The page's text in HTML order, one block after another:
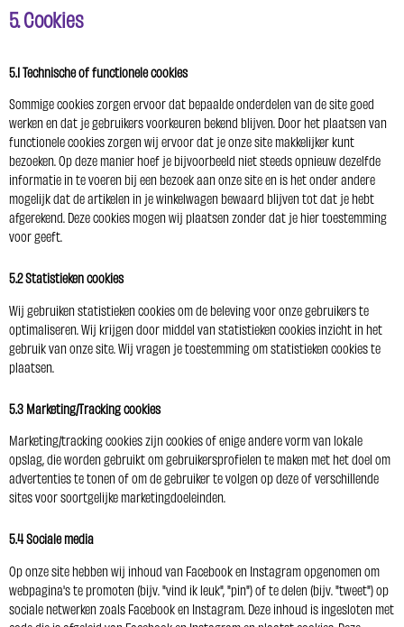
5. Cookies
5.1 Technische of functionele cookies
Sommige cookies zorgen ervoor dat bepaalde onderdelen van de site goed
werken en dat je gebruikers voorkeuren bekend blijven. Door het plaatsen van
functionele cookies zorgen wij ervoor dat je onze site makkelijker kunt
bezoeken. Op deze manier hoef je bijvoorbeeld niet steeds opnieuw dezelfde
informatie in te voeren bij een bezoek aan onze site en is het onder andere
mogelijk dat de artikelen in je winkelwagen bewaard blijven tot dat je hebt
afgerekend. Deze cookies mogen wij plaatsen zonder dat je hier toestemming
voor geeft.
5.2 Statistieken cookies
Wij gebruiken statistieken cookies om de beleving voor onze gebruikers te
optimaliseren. Wij krijgen door middel van statistieken cookies inzicht in het
gebruik van onze site. Wij vragen je toestemming om statistieken cookies te
plaatsen.
5.3 Marketing/Tracking cookies
Marketing/tracking cookies zijn cookies of enige andere vorm van lokale
opslag, die worden gebruikt om gebruikersprofielen te maken met het doel om
advertenties te tonen of om de gebruiker te volgen op deze of verschillende
sites voor soortgelijke marketingdoeleinden.
5.4 Sociale media
Op onze site hebben wij inhoud van Facebook en Instagram opgenomen om
webpagina's te promoten (bijv. "vind ik leuk", "pin") of te delen (bijv. "tweet") op
sociale netwerken zoals Facebook en Instagram. Deze inhoud is ingesloten met